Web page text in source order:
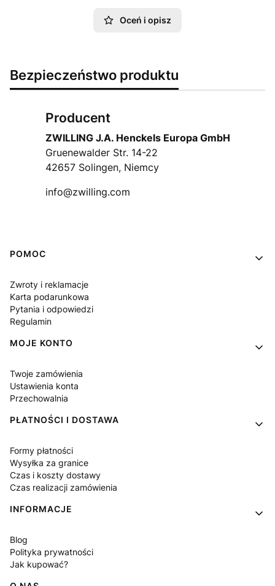
Oceń i opisz
Bezpieczeństwo produktu
Producent
ZWILLING J.A. Henckels Europa GmbH
Gruenewalder Str. 14-22
42657 Solingen, Niemcy
info@zwilling.com
Linki w stopce
POMOC
Zwroty i reklamacje
Karta podarunkowa
Pytania i odpowiedzi
Regulamin
MOJE KONTO
Twoje zamówienia
Ustawienia konta
Przechowalnia
PŁATNOŚCI I DOSTAWA
Formy płatności
Wysyłka za granice
Czas i koszty dostawy
Czas realizacji zamówienia
INFORMACJE
Blog
Polityka prywatności
Jak kupować?